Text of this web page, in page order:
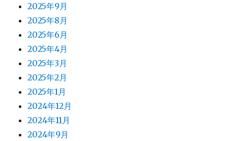
2025年9月
2025年8月
2025年6月
2025年4月
2025年3月
2025年2月
2025年1月
2024年12月
2024年11月
2024年9月